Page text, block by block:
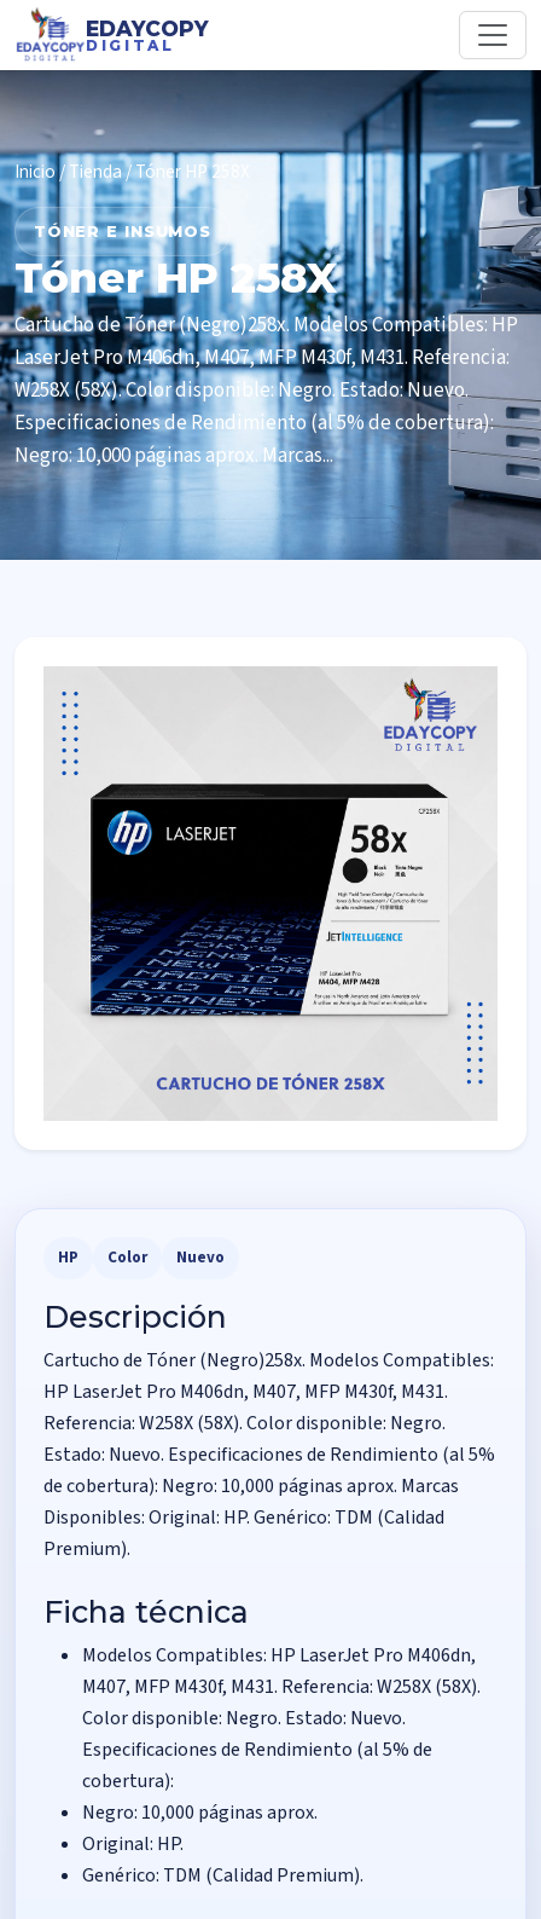
EDAYCOPY
DIGITAL
Inicio/Tienda/ Tóner HP 258X
TÓNER E INSUMOS
Tóner HP 258X
Cartucho de Tóner (Negro)258x. Modelos Compatibles: HP
LaserJet Pro M406dn, M407, MFP M430f, M431. Referencia:
W258X (58X). Color disponible: Negro. Estado: Nuevo.
Especificaciones de Rendimiento (al 5% de cobertura):
Negro: 10,000 páginas aprox. Marcas...
HP Color Nuevo
Descripción
Cartucho de Tóner (Negro)258x. Modelos Compatibles:
HP LaserJet Pro M406dn, M407, MFP M430f, M431.
Referencia: W258X (58X). Color disponible: Negro.
Estado: Nuevo. Especificaciones de Rendimiento (al 5%
de cobertura): Negro: 10,000 páginas aprox. Marcas
Disponibles: Original: HP. Genérico: TDM (Calidad
Premium).
Ficha técnica
Modelos Compatibles: HP LaserJet Pro M406dn,
M407, MFP M430f, M431. Referencia: W258X (58X).
Color disponible: Negro. Estado: Nuevo.
Especificaciones de Rendimiento (al 5% de
cobertura):
Negro: 10,000 páginas aprox.
Original: HP.
Genérico: TDM (Calidad Premium).